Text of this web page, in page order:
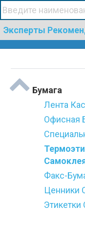
Эксперты
Бумага
Лента
Офисная
Факс-
Ценники